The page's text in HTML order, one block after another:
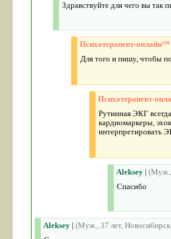
Здравствуйте для чего вы так
Психотерапевт-онлайн™
Для того и пишу, чтобы
Психотерапевт-
Рутинная ЭКГ
кардиомаркеры,
интерпретировать
Aleksey | (Муж.,
Спасибо
Aleksey | (Муж., 37 лет,